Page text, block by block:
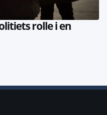
rolle i en